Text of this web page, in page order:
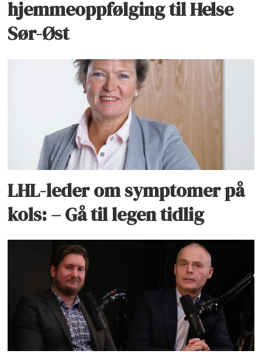
hjemmeoppfølging til Helse
Sør-Øst
LHL-leder om symptomer på
kols: – Gå til legen tidlig